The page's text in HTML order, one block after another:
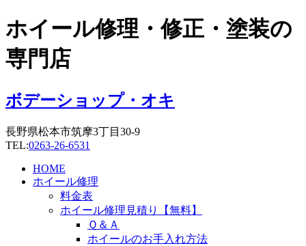
コ
ン
テ
ン
に
ス
ッ
プ
ホイール修理・修正・塗装の
専門店
ボデーショップ・オキ
長野県松本市筑摩3丁目30-9
TEL:0263-26-6531
HOME
ホイール修理
料金表
ホイール修理見積り【無料】
Ｑ＆Ａ
ホイールのお手入れ方法